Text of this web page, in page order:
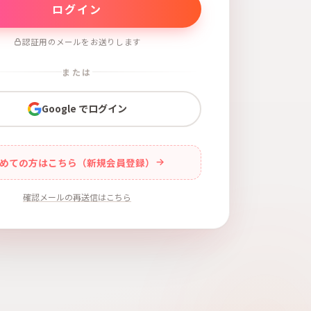
認証用のメールをお送りします
または
Google でログイン
ての方はこちら（新規会員登録）
確認メールの再送信はこちら